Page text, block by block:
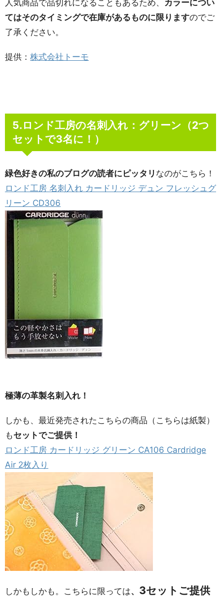
人気商品で品切れになることもあるため、 カラーについ
てはそのタイミングで在庫があるものに限りますのでご
了承ください。
提供： 株式会社トーモ
5.ロンド工房の名刺入れ：グリーン（2つ
セットで3名に！）
緑色好きの私のブログの読者にピッタリ なのがこちら！
ロンド工房 名刺入れ カードリッジ デュン フレッシュグ
リーン CD306
極薄の革製名刺入れ！
しかも、最近発売されたこちらの商品（こちらは紙製）
もセットでご提供！
ロンド工房 カードリッジ グリーン CA106 Cardridge
Air 2枚入り
しかもしかも。こちらに限っては、 3セットご提供